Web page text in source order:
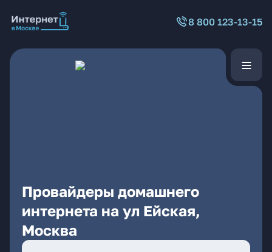
8 800 123-13-15
Провайдеры домашнего
интернета на ул Ейская,
Москва